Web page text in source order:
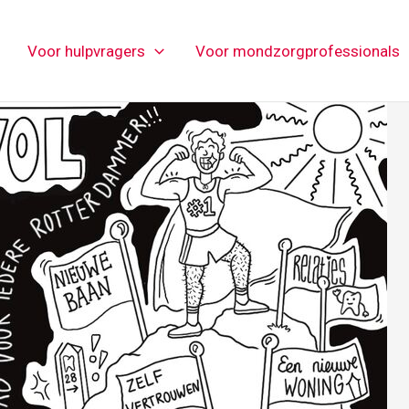
Voor hulpvragers Voor mondzorgprofessionals